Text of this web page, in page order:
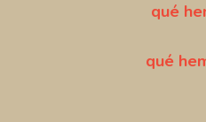
qué
qué